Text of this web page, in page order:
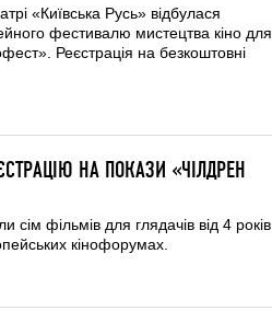
«Київська Русь» відбулася
фестивалю мистецтва кіно для
Реєстрація на безкоштовні
НА ПОКАЗИ «ЧІЛДРЕН
сім фільмів для глядачів від 4 років,
кінофорумах.